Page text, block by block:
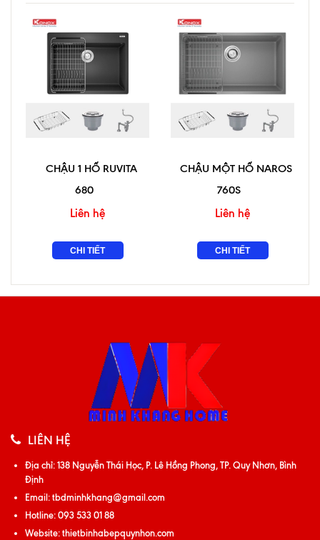
CHẬU 1 HỐ RUVITA
680
Liên hệ
CHI TIẾT
CHẬU MỘT HỐ NAROS
760S
Liên hệ
CHI TIẾT
LIÊN HỆ
Địa chỉ:138 Nguyễn Thái Học, P. Lê Hồng Phong, TP. Quy Nhơn, Bình
Định
Email:tbdminhkhang@gmail.com
Hotline:093 533 01 88
Website:thietbinhabepquynhon.com